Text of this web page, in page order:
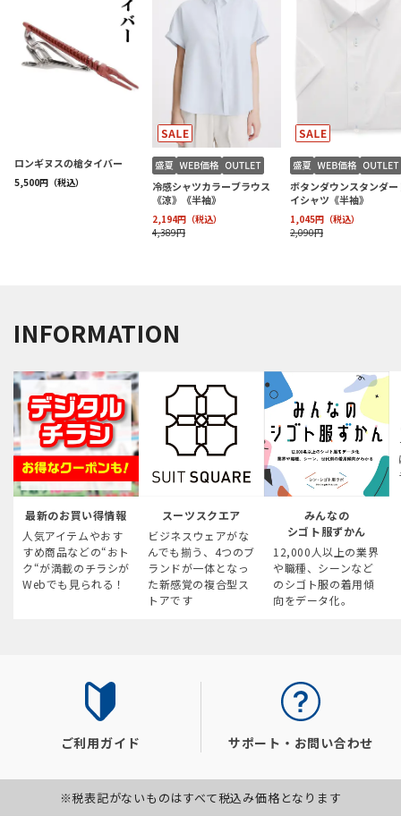
INFORMATION
最新のお買い得情報
人気アイテムやおす
すめ商品などの“おト
ク“が満載のチラシが
Webでも見られる！
スーツスクエア
ビジネスウェアがな
んでも揃う、4つのブ
ランドが一体となっ
た新感覚の複合型ス
トアです
みんなの
シゴト服ずかん
12,000人以上の業界
や職種、シーンなど
のシゴト服の着用傾
向をデータ化。
ご利用ガイド サポート・お問い合わせ
※税表記がないものはすべて税込み価格となります